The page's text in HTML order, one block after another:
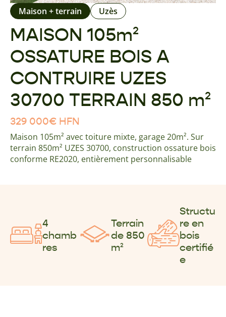
MAISON 105m²
OSSATURE BOIS A
CONTRUIRE UZES
30700 TERRAIN 850 m²
Maison + terrain Uzès
329 000€ HFN
Maison 105m² avec toiture mixte, garage 20m². Sur
terrain 850m² UZES 30700, construction ossature bois
conforme RE2020, entièrement personnalisable
4
chamb
res
Terrain
de 850
m²
Structu
re en
bois
certifié
e